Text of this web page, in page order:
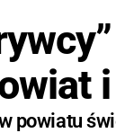
powiatu